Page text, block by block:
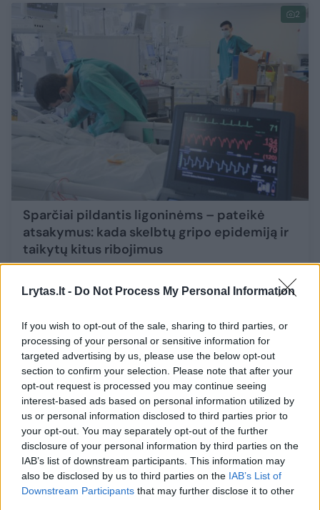
Lrytas.lt - Do Not Process My Personal Information
If you wish to opt-out of the sale, sharing to third parties, or
processing of your personal or sensitive information for
targeted advertising by us, please use the below opt-out
section to confirm your selection. Please note that after your
opt-out request is processed you may continue seeing
interest-based ads based on personal information utilized by
us or personal information disclosed to third parties prior to
your opt-out. You may separately opt-out of the further
disclosure of your personal information by third parties on the
IAB’s list of downstream participants. This information may
also be disclosed by us to third parties on the IAB’s List of
Downstream Participants that may further disclose it to other
2
Sparčiai pildantis ligoninėms – pateikė
atsakymus: kada skelbtų gripo epidemiją ir
taikytų kitus ribojimus